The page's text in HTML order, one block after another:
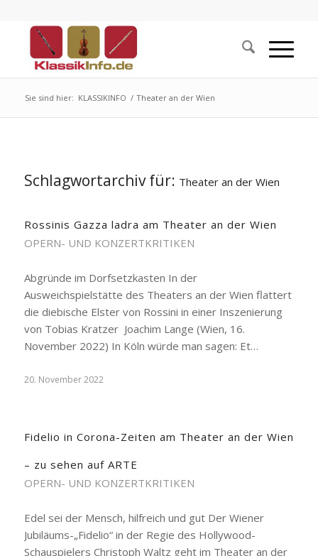
Sie sind hier: KLASSIKINFO / Theater an der Wien
Schlagwortarchiv für: Theater an der Wien
Rossinis Gazza ladra am Theater an der Wien
OPERN- UND KONZERTKRITIKEN
Abgründe im Dorfsetzkasten In der
Ausweichspielstätte des Theaters an der Wien flattert
die diebische Elster von Rossini in einer Inszenierung
von Tobias Kratzer Joachim Lange (Wien, 16.
November 2022) In Köln würde man sagen: Et…
20. November 2022
Fidelio in Corona-Zeiten am Theater an der Wien
– zu sehen auf ARTE
OPERN- UND KONZERTKRITIKEN
Edel sei der Mensch, hilfreich und gut Der Wiener
Jubiläums-„Fidelio“ in der Regie des Hollywood-
Schauspielers Christoph Waltz geht im Theater an der